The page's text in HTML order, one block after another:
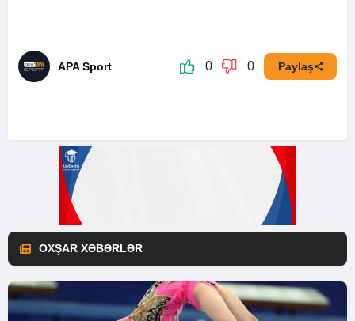
APA Sport 0 0 Paylaş
OXŞAR XƏBƏRLƏR